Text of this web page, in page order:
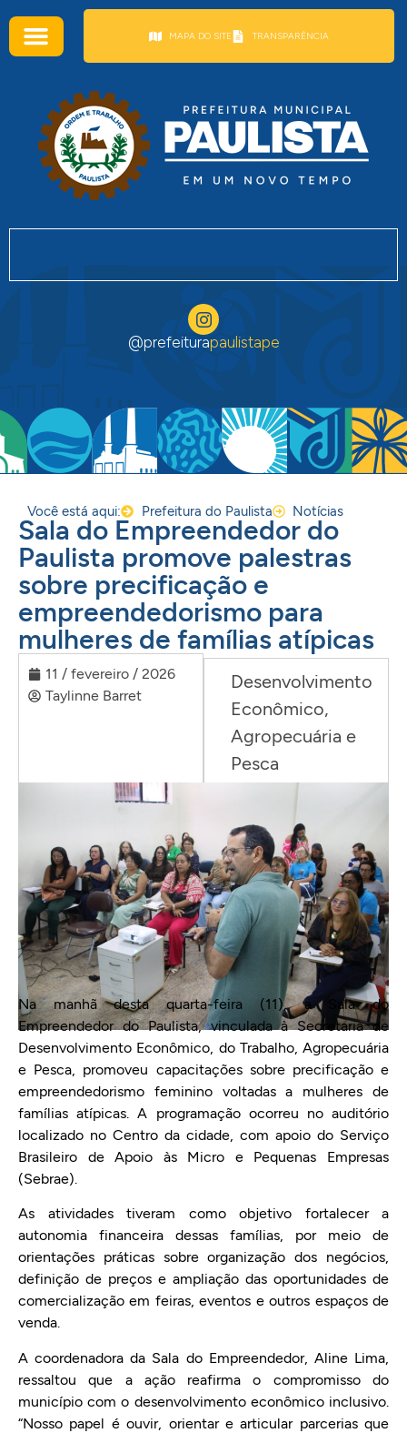
MAPA DO SITE TRANSPARÊNCIA
@prefeiturapaulistape
Você está aqui: Prefeitura do Paulista Notícias
Sala do Empreendedor do
Paulista promove palestras
sobre precificação e
empreendedorismo para
mulheres de famílias atípicas
11 / fevereiro / 2026
Taylinne Barret
Desenvolvimento
Econômico,
Agropecuária e
Pesca
Na manhã desta quarta-feira (11), a Sala do
Empreendedor do Paulista, vinculada à Secretaria de
Desenvolvimento Econômico, do Trabalho, Agropecuária
e Pesca, promoveu capacitações sobre precificação e
empreendedorismo feminino voltadas a mulheres de
famílias atípicas. A programação ocorreu no auditório
localizado no Centro da cidade, com apoio do Serviço
Brasileiro de Apoio às Micro e Pequenas Empresas
(Sebrae).
As atividades tiveram como objetivo fortalecer a
autonomia financeira dessas famílias, por meio de
orientações práticas sobre organização dos negócios,
definição de preços e ampliação das oportunidades de
comercialização em feiras, eventos e outros espaços de
venda.
A coordenadora da Sala do Empreendedor, Aline Lima,
ressaltou que a ação reafirma o compromisso do
município com o desenvolvimento econômico inclusivo.
“Nosso papel é ouvir, orientar e articular parcerias que